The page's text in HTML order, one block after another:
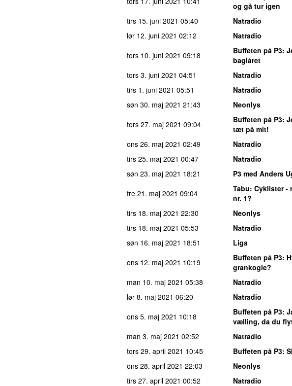
og gå tur igen
tirs 15. juni 2021 05:40
Natradio
lør 12. juni 2021 02:12
Natradio
tors 10. juni 2021 09:18 Buffeten på P3:
baglåret
tors 3. juni 2021 04:51
Natradio
tirs 1. juni 2021 05:51
Natradio
søn 30. maj 2021 21:43
Neonlys
tors 27. maj 2021 09:04 Buffeten på P3:
tæt på mit!
ons 26. maj 2021 02:49
Natradio
tirs 25. maj 2021 00:47
Natradio
søn 23. maj 2021 18:21
P3 med Anders
fre 21. maj 2021 09:04 Tabu: Cyklister -
nr. 1?
tirs 18. maj 2021 22:30
Neonlys
tirs 18. maj 2021 05:53
Natradio
søn 16. maj 2021 18:51
Liga
ons 12. maj 2021 10:19 Buffeten på P3:
grankogle?
man 10. maj 2021 05:38
Natradio
lør 8. maj 2021 06:20
Natradio
ons 5. maj 2021 10:18 Buffeten på P3:
vælling, da du
man 3. maj 2021 02:52
Natradio
tors 29. april 2021 10:45 Buffeten på P3:
ons 28. april 2021 22:03
Neonlys
tirs 27. april 2021 00:52
Natradio